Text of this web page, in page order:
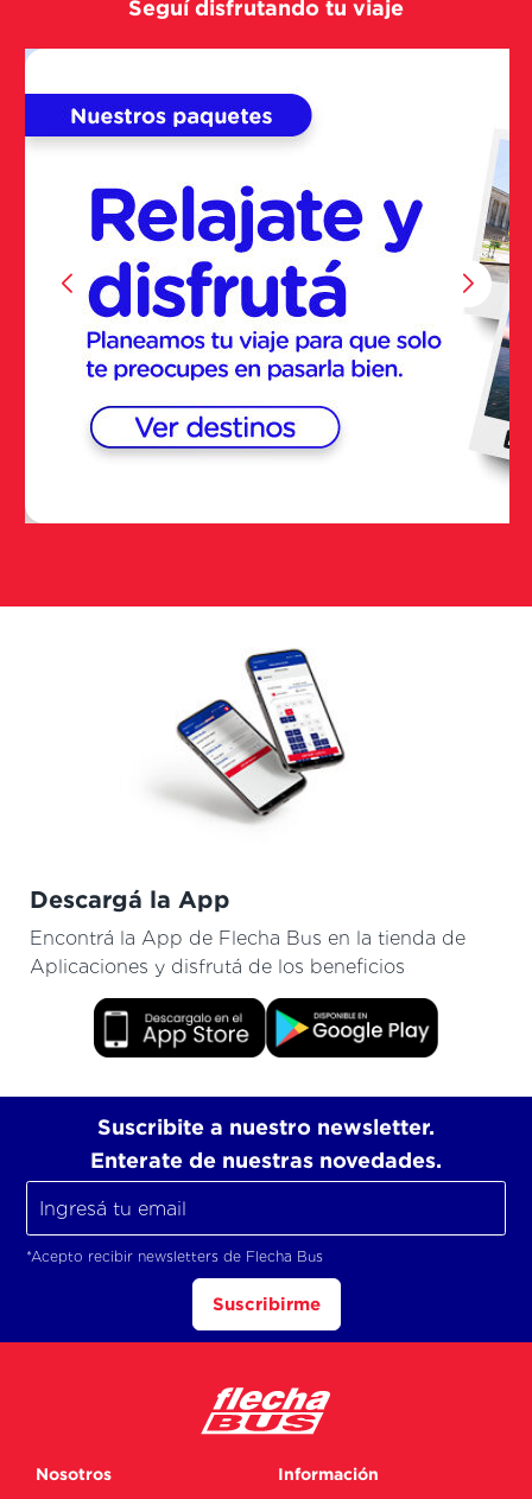
Seguí disfrutando tu viaje
Descargá la App
Encontrá la App de Flecha Bus en la tienda de
Aplicaciones y disfrutá de los beneficios
Suscribite a nuestro newsletter.
Enterate de nuestras novedades.
*Acepto recibir newsletters de Flecha Bus
Suscribirme
Nosotros Información